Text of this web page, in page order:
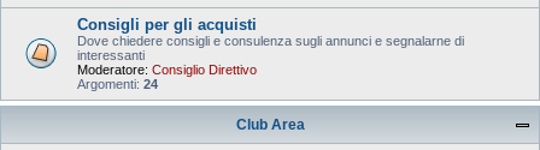
Consigli per gli acquisti
Dove chiedere consigli e consulenza sugli annunci e segnalarne di
interessanti
Moderatore: Consiglio Direttivo
Argomenti: 24
Club Area